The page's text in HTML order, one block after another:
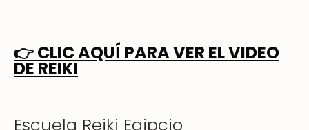
👉CLIC AQUÍ PARA VER EL VIDEO
DE REIKI
Escuela Reiki Egipcio